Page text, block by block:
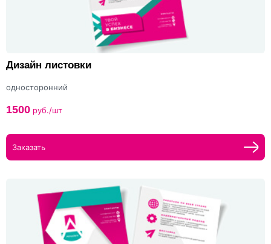
Дизайн листовки
односторонний
1500 руб./шт
Заказать